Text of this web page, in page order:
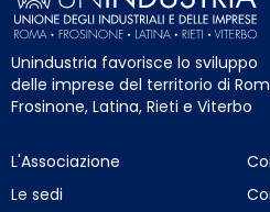
Unindustria favorisce lo sviluppo
delle imprese del territorio di
Frosinone, Latina, Rieti e Viterbo
L'Associazione
Le sedi